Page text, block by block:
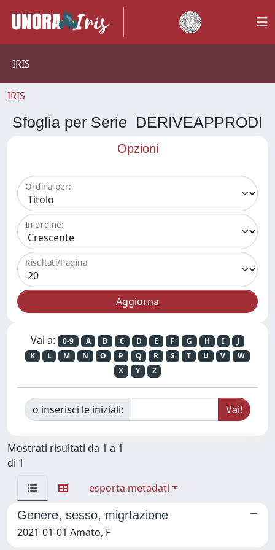
IRIS
IRIS
Sfoglia per Serie DERIVEAPPRODI
Opzioni
Ordina per:
In ordine:
Risultati/Pagina
Vai a: 0-9 A B C D E F G H I
J
K
L M N O P Q R S T U V
W
X
Y Z
o inserisci le iniziali:
Mostrati risultati da 1 a 1
di 1
esporta metadati
Genere, sesso, migrtazione
2021-01-01 Amato, F